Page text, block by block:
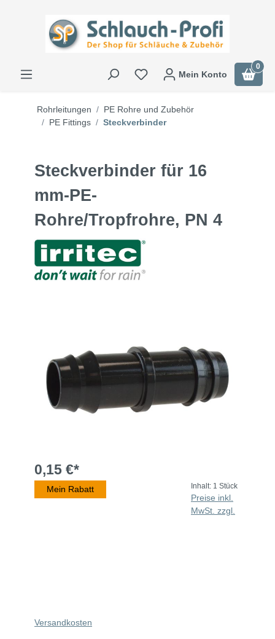
Mein Konto
0
Rohrleitungen
PE Rohre und Zubehör
PE Fittings
Steckverbinder
Steckverbinder für 16
mm-PE-
Rohre/Tropfrohre, PN 4
0,15 €*
Mein Rabatt Inhalt: 1 Stück
Preise inkl.
MwSt. zzgl.
Versandkosten